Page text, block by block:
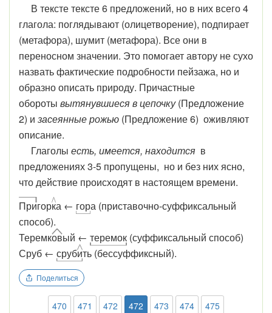
В тексте тексте 6 предложений, но в них всего 4
глагола: поглядывают (олицетворение), подпирает
(метафора), шумит (метафора). Все они в
переносном значении. Это помогает автору не сухо
назвать фактические подробности пейзажа, но и
образно описать природу. Причастные
обороты вытянувшиеся в цепочку(Предложение
2) и засеянные рожью (Предложение 6) оживляют
описание.
Глаголы есть, имеется, находится в
предложениях 3-5 пропущены, но и без них ясно,
что действие происходят в настоящем времени.
Пригорка ← гора (приставочно-суффиксальный
способ).
Теремковый ← теремок (суффиксальный способ)
Сруб ← срубить (бессуффиксный).
Поделиться
470 471 472 472 473 474 475